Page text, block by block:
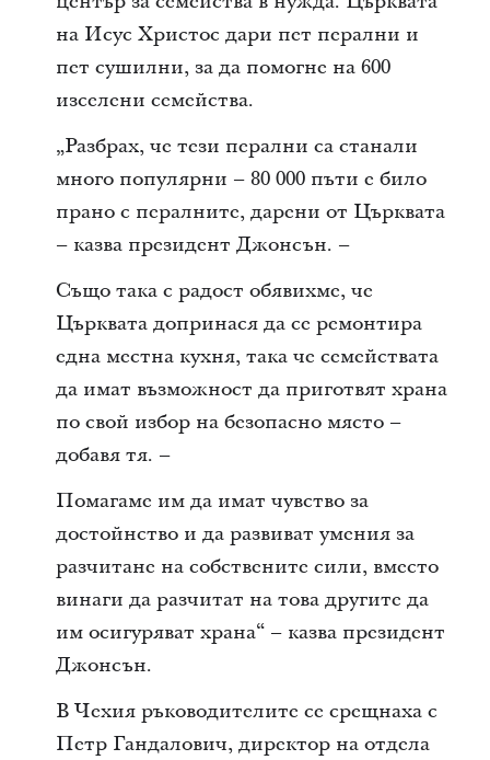
на Исус Христос дари пет перални и
пет сушилни, за да помогне на 600
изселени семейства.
„Разбрах, че тези перални са станали
много популярни – 80 000 пъти е било
прано с пералните, дарени от Църквата
– казва президент Джонсън. –
Също така с радост обявихме, че
Църквата допринася да се ремонтира
една местна кухня, така че семействата
да имат възможност да приготвят храна
по свой избор на безопасно място –
добавя тя. –
Помагаме им да имат чувство за
достойнство и да развиват умения за
разчитане на собствените сили, вместо
винаги да разчитат на това другите да
им осигуряват храна“ – казва президент
Джонсън.
В Чехия ръководителите се срещнаха с
Петр Гандалович, директор на отдела